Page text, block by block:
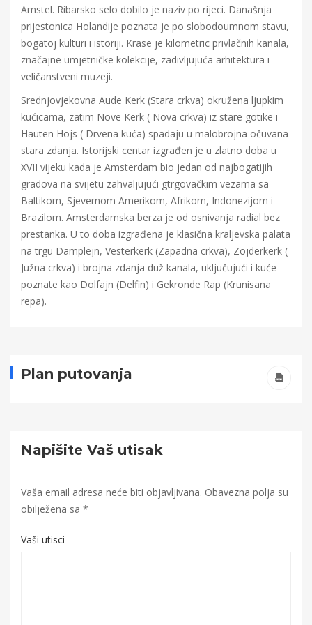
Amstel. Ribarsko selo dobilo je naziv po rijeci. Današnja
prijestonica Holandije poznata je po slobodoumnom stavu,
bogatoj kulturi i istoriji. Krase je kilometric privlačnih kanala,
značajne umjetničke kolekcije, zadivljujuća arhitektura i
veličanstveni muzeji.
Srednjovjekovna Aude Kerk (Stara crkva) okružena ljupkim
kućicama, zatim Nove Kerk ( Nova crkva) iz stare gotike i
Hauten Hojs ( Drvena kuća) spadaju u malobrojna očuvana
stara zdanja. Istorijski centar izgrađen je u zlatno doba u
XVII vijeku kada je Amsterdam bio jedan od najbogatijih
gradova na svijetu zahvaljujući gtrgovačkim vezama sa
Baltikom, Sjevernom Amerikom, Afrikom, Indonezijom i
Brazilom. Amsterdamska berza je od osnivanja radial bez
prestanka. U to doba izgrađena je klasična kraljevska palata
na trgu Damplejn, Vesterkerk (Zapadna crkva), Zojderkerk (
Južna crkva) i brojna zdanja duž kanala, uključujući i kuće
poznate kao Dolfajn (Delfin) i Gekronde Rap (Krunisana
repa).
Plan putovanja
Napišite Vaš utisak
Vaša email adresa neće biti objavljivana. Obavezna polja su
obilježena sa *
Vaši utisci